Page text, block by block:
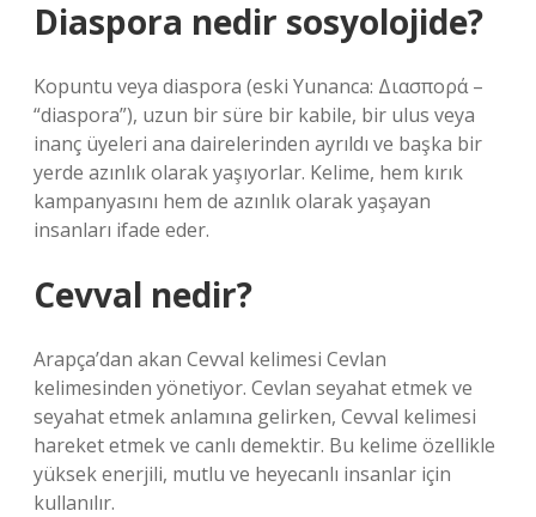
Diaspora nedir sosyolojide?
Kopuntu veya diaspora (eski Yunanca: Διασπορά –
“diaspora”), uzun bir süre bir kabile, bir ulus veya
inanç üyeleri ana dairelerinden ayrıldı ve başka bir
yerde azınlık olarak yaşıyorlar. Kelime, hem kırık
kampanyasını hem de azınlık olarak yaşayan
insanları ifade eder.
Cevval nedir?
Arapça’dan akan Cevval kelimesi Cevlan
kelimesinden yönetiyor. Cevlan seyahat etmek ve
seyahat etmek anlamına gelirken, Cevval kelimesi
hareket etmek ve canlı demektir. Bu kelime özellikle
yüksek enerjili, mutlu ve heyecanlı insanlar için
kullanılır.